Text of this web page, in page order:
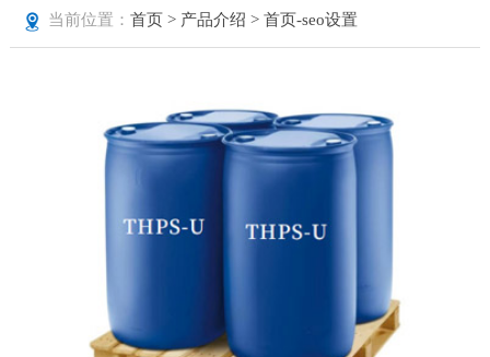
当前位置： 首页 > 产品介绍 > 首页-seo设置